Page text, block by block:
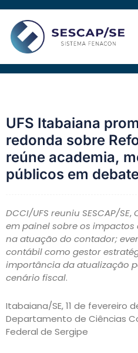
conteúdo
UFS Itabaiana
redonda sobre
reúne academia,
públicos em
DCCI/UFS reuniu SESCAP/SE,
em painel sobre os
na atuação do contador;
contábil como gestor
importância da atualização
cenário fiscal.
Itabaiana/SE, 11 de fevereiro
Departamento de Ciências
Federal de Sergipe